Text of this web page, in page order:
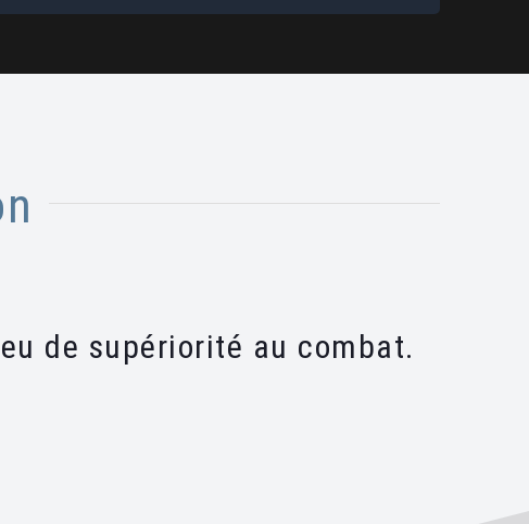
de supériorité au combat.